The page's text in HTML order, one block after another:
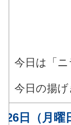
今日は「ニ
今日の揚
26日（月曜